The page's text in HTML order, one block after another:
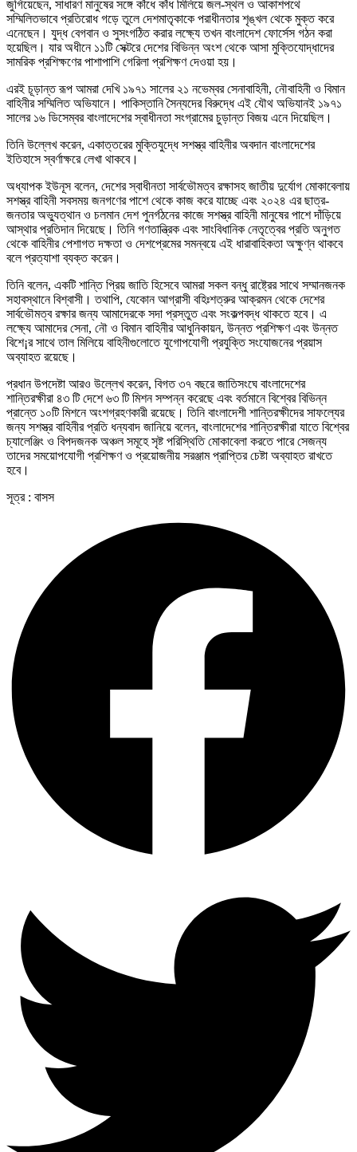
জুগিয়েছেন, সাধারণ মানুষের সঙ্গে কাঁধে কাঁধ মিলিয়ে জল-স্থল ও আকাশপথে
সম্মিলিতভাবে প্রতিরোধ গড়ে তুলে দেশমাতৃকাকে পরাধীনতার শৃঙ্খল থেকে মুক্ত করে
এনেছেন। যুদ্ধ বেগবান ও সুসংগঠিত করার লক্ষ্যে তখন বাংলাদেশ ফোর্সেস গঠন করা
হয়েছিল। যার অধীনে ১১টি সেক্টরে দেশের বিভিন্ন অংশ থেকে আসা মুক্তিযোদ্ধাদের
সামরিক প্রশিক্ষণের পাশাপাশি গেরিলা প্রশিক্ষণ দেওয়া হয়।
এরই চূড়ান্ত রূপ আমরা দেখি ১৯৭১ সালের ২১ নভেম্বর সেনাবাহিনী, নৌবাহিনী ও বিমান
বাহিনীর সম্মিলিত অভিযানে। পাকিস্তানি সৈন্যদের বিরুদ্ধে এই যৌথ অভিযানই ১৯৭১
সালের ১৬ ডিসেম্বর বাংলাদেশের স্বাধীনতা সংগ্রামের চুড়ান্ত বিজয় এনে দিয়েছিল।
তিনি উল্লেখ করেন, একাত্তরের মুক্তিযুদ্ধে সশস্ত্র বাহিনীর অবদান বাংলাদেশের
ইতিহাসে স্বর্ণাক্ষরে লেখা থাকবে।
অধ্যাপক ইউনূস বলেন, দেশের স্বাধীনতা সার্বভৌমত্ব রক্ষাসহ জাতীয় দুর্যোগ মোকাবেলায়
সশস্ত্র বাহিনী সবসময় জনগণের পাশে থেকে কাজ করে যাচ্ছে এবং ২০২৪ এর ছাত্র-
জনতার অভ্যুত্থান ও চলমান দেশ পুনর্গঠনের কাজে সশস্ত্র বাহিনী মানুষের পাশে দাঁড়িয়ে
আস্থার প্রতিদান দিয়েছে। তিনি গণতান্ত্রিক এবং সাংবিধানিক নেতৃত্বের প্রতি অনুগত
থেকে বাহিনীর পেশাগত দক্ষতা ও দেশপ্রেমের সমন্বয়ে এই ধারাবাহিকতা অক্ষুণ্ন থাকবে
বলে প্রত্যাশা ব্যক্ত করেন।
তিনি বলেন, একটি শান্তি প্রিয় জাতি হিসেবে আমরা সকল বন্ধু রাষ্ট্রের সাথে সম্মানজনক
সহাবস্থানে বিশ্বাসী। তথাপি, যেকোন আগ্রাসী বহিঃশত্রুর আক্রমন থেকে দেশের
সার্বভৌমত্ব রক্ষার জন্য আমাদেরকে সদা প্রস্তুত এবং সংকল্পবদ্ধ থাকতে হবে। এ
লক্ষ্যে আমাদের সেনা, নৌ ও বিমান বাহিনীর আধুনিকায়ন, উন্নত প্রশিক্ষণ এবং উন্নত
বিশে¡র সাথে তাল মিলিয়ে বাহিনীগুলোতে যুগোপযোগী প্রযুক্তি সংযোজনের প্রয়াস
অব্যাহত রয়েছে।
প্রধান উপদেষ্টা আরও উল্লেখ করেন, বিগত ৩৭ বছরে জাতিসংঘে বাংলাদেশের
শান্তিরক্ষীরা ৪৩ টি দেশে ৬৩ টি মিশন সম্পন্ন করেছে এবং বর্তমানে বিশ্বের বিভিন্ন
প্রান্তে ১০টি মিশনে অংশগ্রহণকারী রয়েছে। তিনি বাংলাদেশী শান্তিরক্ষীদের সাফল্যের
জন্য সশস্ত্র বাহিনীর প্রতি ধন্যবাদ জানিয়ে বলেন, বাংলাদেশের শান্তিরক্ষীরা যাতে বিশ্বের
চ্যালেঞ্জিং ও বিপদজনক অঞ্চল সমূহে সৃষ্ট পরিস্থিতি মোকাবেলা করতে পারে সেজন্য
তাদের সময়োপযোগী প্রশিক্ষণ ও প্রয়োজনীয় সরঞ্জাম প্রাপ্তির চেষ্টা অব্যাহত রাখতে
হবে।
সূত্র : বাসস